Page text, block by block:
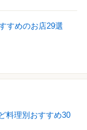
すめのお店29選
料理別おすすめ30